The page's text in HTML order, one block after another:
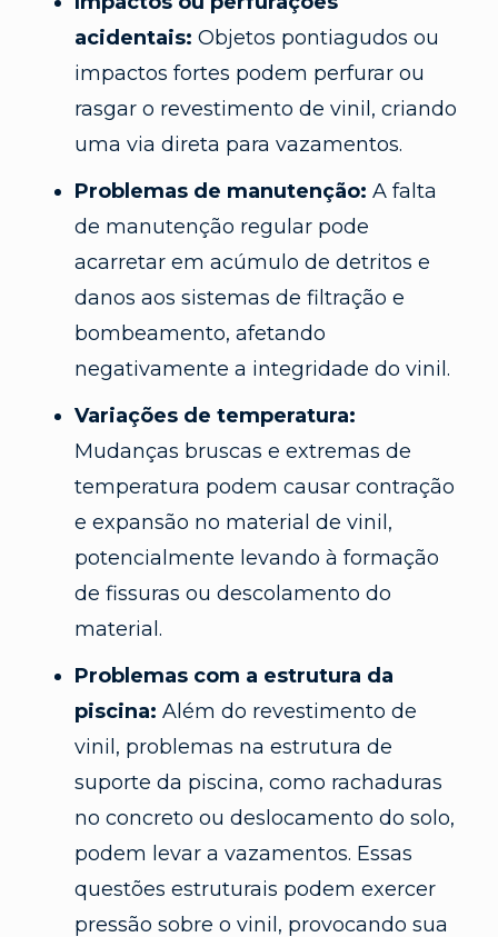
acidentais: Objetos pontiagudos ou
impactos fortes podem perfurar ou
rasgar o revestimento de vinil, criando
uma via direta para vazamentos.
Problemas de manutenção: A falta
de manutenção regular pode
acarretar em acúmulo de detritos e
danos aos sistemas de filtração e
bombeamento, afetando
negativamente a integridade do vinil.
Variações de temperatura:
Mudanças bruscas e extremas de
temperatura podem causar contração
e expansão no material de vinil,
potencialmente levando à formação
de fissuras ou descolamento do
material.
Problemas com a estrutura da
piscina: Além do revestimento de
vinil, problemas na estrutura de
suporte da piscina, como rachaduras
no concreto ou deslocamento do solo,
podem levar a vazamentos. Essas
questões estruturais podem exercer
pressão sobre o vinil, provocando sua